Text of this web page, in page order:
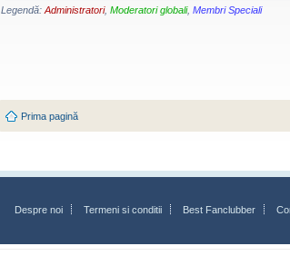
Legendă: Administratori, Moderatori globali, Membri Speciali
Prima pagină
Despre noi Termeni si conditii Best Fanclubber